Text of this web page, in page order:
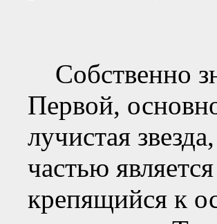
Собственно
Первой,
лучистая
частью
крепящийся к